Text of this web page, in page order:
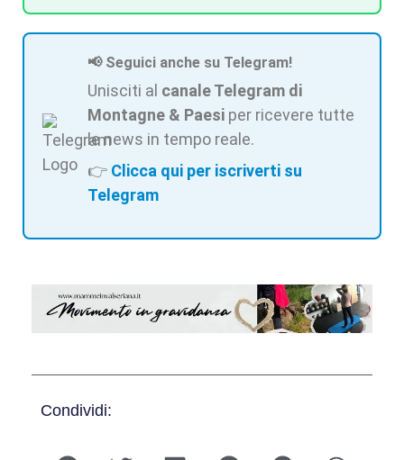
📢 Seguici anche su Telegram!
Unisciti al canale Telegram di
Montagne & Paesi per ricevere tutte
le news in tempo reale.
👉 Clicca qui per iscriverti su
Telegram
Condividi: